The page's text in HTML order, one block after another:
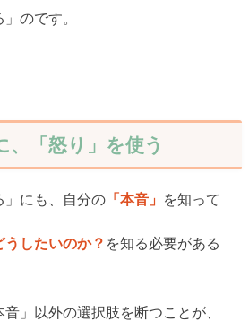
のです。
、「怒り」を使う
」にも、自分の 「本音」 を知って
したいのか？ を知る必要がある
」以外の選択肢を断つことが、